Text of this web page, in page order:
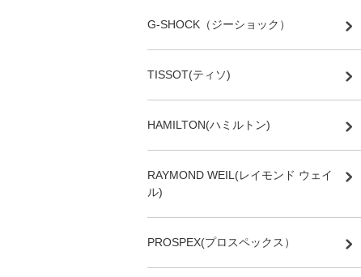
G-SHOCK（ジーショック）
TISSOT(ティソ)
HAMILTON(ハミルトン)
RAYMOND WEIL(レイモンド ウェイ
ル)
PROSPEX(プロスペックス）